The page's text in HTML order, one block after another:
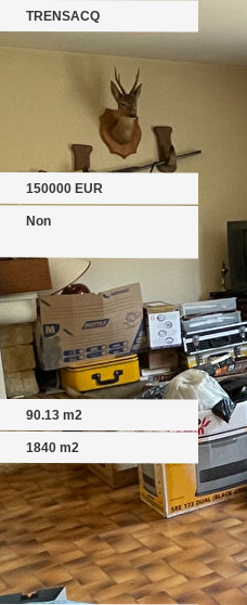
TRENSACQ
150000 EUR
Non
90.13 m2
1840 m2